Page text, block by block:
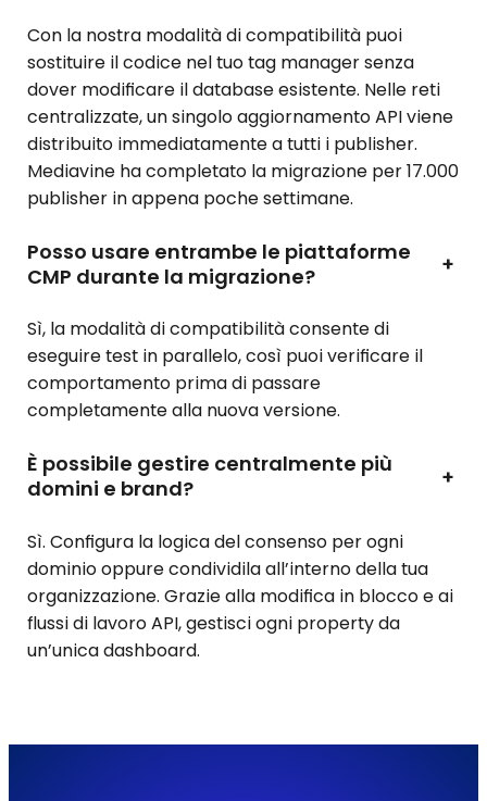
Con la nostra modalità di compatibilità puoi
sostituire il codice nel tuo tag manager senza
dover modificare il database esistente. Nelle reti
centralizzate, un singolo aggiornamento API viene
distribuito immediatamente a tutti i publisher.
Mediavine ha completato la migrazione per 17.000
publisher in appena poche settimane.
Posso usare entrambe le piattaforme
CMP durante la migrazione?
+
Sì, la modalità di compatibilità consente di
eseguire test in parallelo, così puoi verificare il
comportamento prima di passare
completamente alla nuova versione.
È possibile gestire centralmente più
domini e brand?
+
Sì. Configura la logica del consenso per ogni
dominio oppure condividila all’interno della tua
organizzazione. Grazie alla modifica in blocco e ai
flussi di lavoro API, gestisci ogni property da
un’unica dashboard.